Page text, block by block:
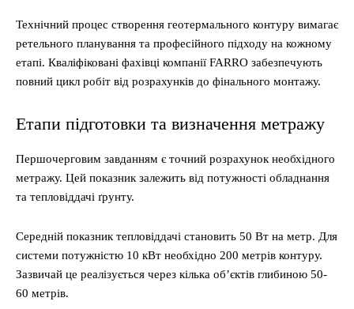
Технічний процес створення геотермального контуру вимагає
ретельного планування та професійного підходу на кожному
етапі. Кваліфіковані фахівці компанії FARRO забезпечують
повний цикл робіт від розрахунків до фінального монтажу.
Етапи підготовки та визначення метражу
Першочерговим завданням є точний розрахунок необхідного
метражу. Цей показник залежить від потужності обладнання
та тепловіддачі ґрунту.
Середній показник тепловіддачі становить 50 Вт на метр. Для
системи потужністю 10 кВт необхідно 200 метрів контуру.
Зазвичай це реалізується через кілька об’єктів глибиною 50-
60 метрів.